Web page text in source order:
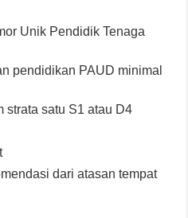
Unik Pendidik Tenaga
pendidikan PAUD minimal
strata satu S1 atau D4
dari atasan tempat